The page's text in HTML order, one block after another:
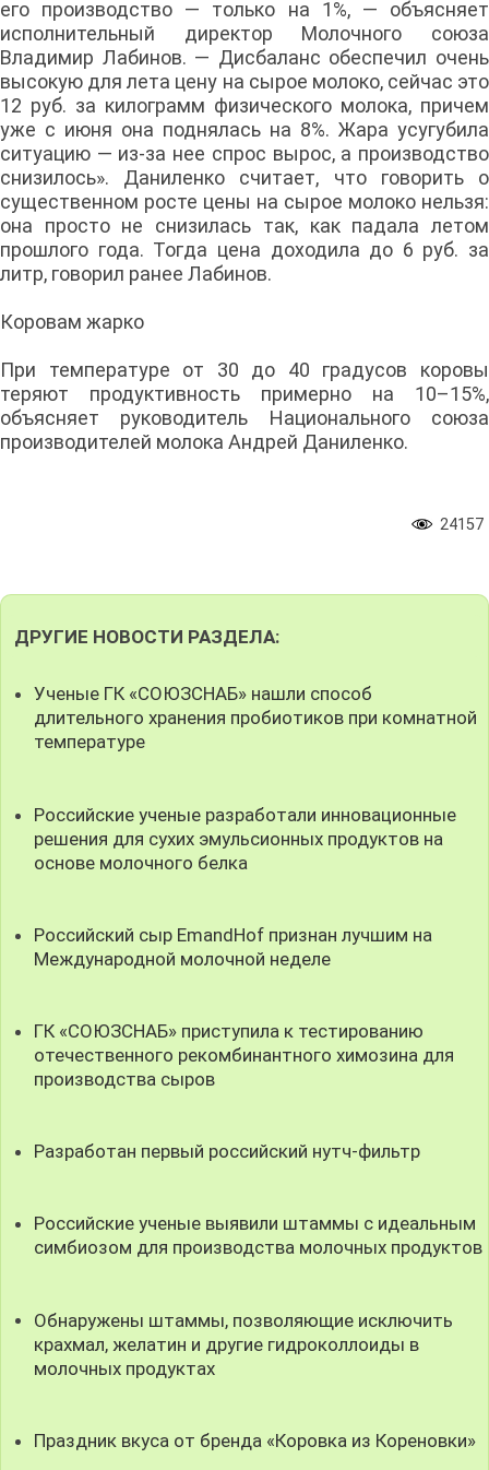
его производство — только на 1%, — объясняет
исполнительный директор Молочного союза
Владимир Лабинов. — Дисбаланс обеспечил очень
высокую для лета цену на сырое молоко, сейчас это
12 руб. за килограмм физического молока, причем
уже с июня она поднялась на 8%. Жара усугубила
ситуацию — из-за нее спрос вырос, а производство
снизилось». Даниленко считает, что говорить о
существенном росте цены на сырое молоко нельзя:
она просто не снизилась так, как падала летом
прошлого года. Тогда цена доходила до 6 руб. за
литр, говорил ранее Лабинов.
Коровам жарко
При температуре от 30 до 40 градусов коровы
теряют продуктивность примерно на 10–15%,
объясняет руководитель Национального союза
производителей молока Андрей Даниленко.
24157
ДРУГИЕ НОВОСТИ РАЗДЕЛА:
Ученые ГК «СОЮЗСНАБ» нашли способ
длительного хранения пробиотиков при комнатной
температуре
Российские ученые разработали инновационные
решения для сухих эмульсионных продуктов на
основе молочного белка
Российский сыр EmandHof признан лучшим на
Международной молочной неделе
ГК «СОЮЗСНАБ» приступила к тестированию
отечественного рекомбинантного химозина для
производства сыров
Разработан первый российский нутч-фильтр
Российские ученые выявили штаммы с идеальным
симбиозом для производства молочных продуктов
Обнаружены штаммы, позволяющие исключить
крахмал, желатин и другие гидроколлоиды в
молочных продуктах
Праздник вкуса от бренда «Коровка из Кореновки»